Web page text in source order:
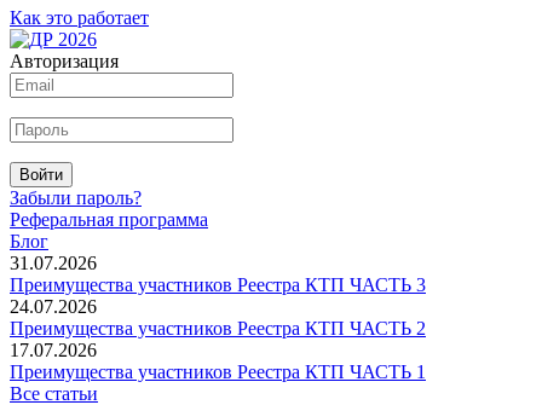
Как это работает
Авторизация
Войти
Забыли пароль?
Реферальная программа
Блог
31.07.2026
Преимущества участников Реестра КТП ЧАСТЬ 3
24.07.2026
Преимущества участников Реестра КТП ЧАСТЬ 2
17.07.2026
Преимущества участников Реестра КТП ЧАСТЬ 1
Все статьи